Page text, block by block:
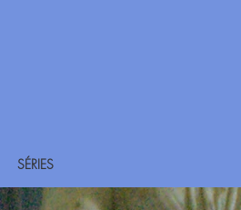
SÉRIES